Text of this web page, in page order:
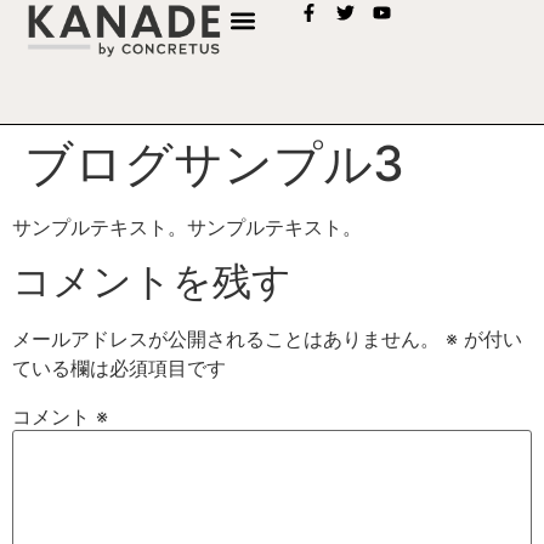
ブログサンプル3
サンプルテキスト。サンプルテキスト。
コメントを残す
メールアドレスが公開されることはありません。 ※ が付い
ている欄は必須項目です
コメント ※